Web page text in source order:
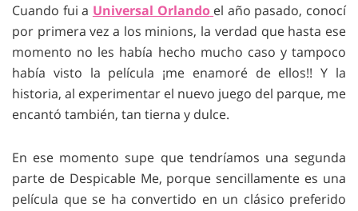
Cuando fui a Universal Orlando el año pasado, conocí
por primera vez a los minions, la verdad que hasta ese
momento no les había hecho mucho caso y tampoco
había visto la película ¡me enamoré de ellos!! Y la
historia, al experimentar el nuevo juego del parque, me
encantó también, tan tierna y dulce.
En ese momento supe que tendríamos una segunda
parte de Despicable Me, porque sencillamente es una
película que se ha convertido en un clásico preferido